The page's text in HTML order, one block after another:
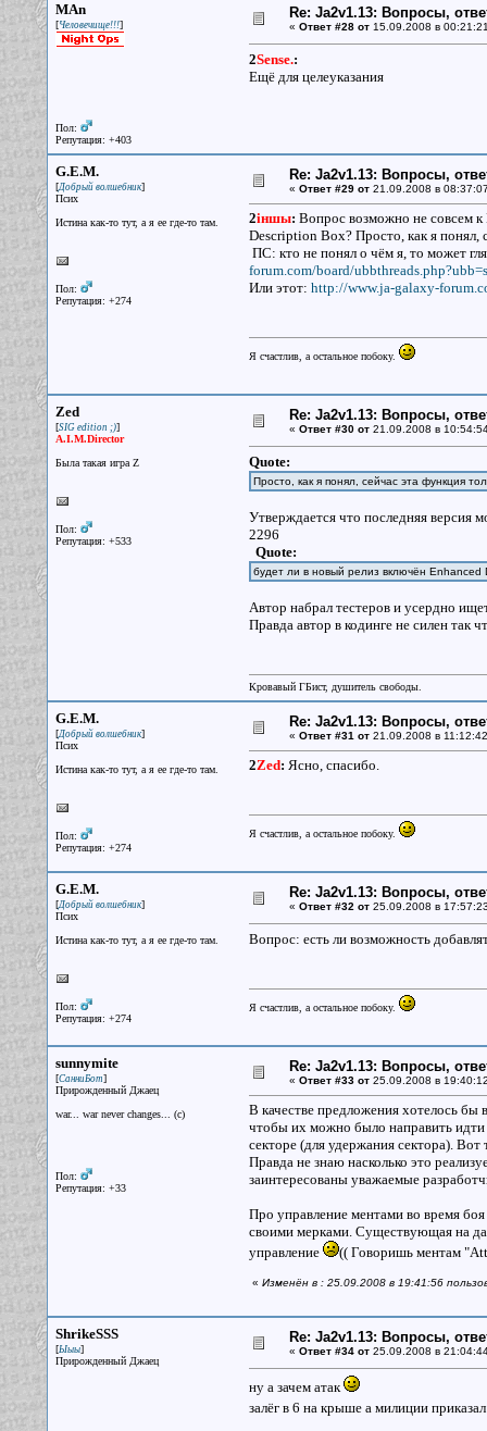
MAn
[Человечище!!!]
Пол:
Репутация: +403
Re: Ja2v1.13: Вопросы,
« Ответ #28 от15.09.2008 в
2Sense.:
Ещё для целеуказания
G.E.M.
[Добрый волшебник]
Псих
Истина как-то тут, а я ее где-то там.
Пол:
Репутация: +274
Re: Ja2v1.13: Вопросы,
« Ответ #29 от21.09.2008 в
2iншы: Вопрос возможно не совсем
Description Box? Просто, как я понял,
ПС: кто не понял о чём я, то может
forum.com/board/
Или этот: http://www.ja-galaxy-
Я счастлив, а остальное побоку.
Zed
[SIG edition ;)]
A.I.M.Director
Была такая игра Z
Пол:
Репутация: +533
Re: Ja2v1.13: Вопросы,
« Ответ #30 от21.09.2008 в
Quote:
Просто, как я понял, сейчас эта функция
Утверждается что последняя версия
2296
Quote:
будет ли в новый релиз включён Enhanced
Автор набрал тестеров и усердно
Правда автор в кодинге не силен так
Кровавый ГБист, душитель свободы.
G.E.M.
[Добрый волшебник]
Псих
Истина как-то тут, а я ее где-то там.
Пол:
Репутация: +274
Re: Ja2v1.13: Вопросы,
« Ответ #31 от21.09.2008 в
2Zed: Ясно, спасибо.
Я счастлив, а остальное побоку.
G.E.M.
[Добрый волшебник]
Псих
Истина как-то тут, а я ее где-то там.
Пол:
Репутация: +274
Re: Ja2v1.13: Вопросы,
« Ответ #32 от25.09.2008 в
Вопрос: есть ли возможность
Я счастлив, а остальное побоку.
sunnymite
[СанниБот]
Прирожденный Джаец
war... war never changes... (c)
Пол:
Репутация: +33
Re: Ja2v1.13: Вопросы,
« Ответ #33 от25.09.2008 в
В качестве предложения хотелось бы
чтобы их можно было направить идти
секторе (для удержания сектора).
Правда не знаю насколько это
заинтересованы уважаемые
Про управление ментами во время
своими мерками. Существующая на
управление
(( Говоришь ментам
« Изменён в : 25.09.2008 в 19:41:56
ShrikeSSS
[Ыыы]
Прирожденный Джаец
Re: Ja2v1.13: Вопросы,
« Ответ #34 от25.09.2008 в
ну а зачем атак
залёг в 6 на крыше а милиции